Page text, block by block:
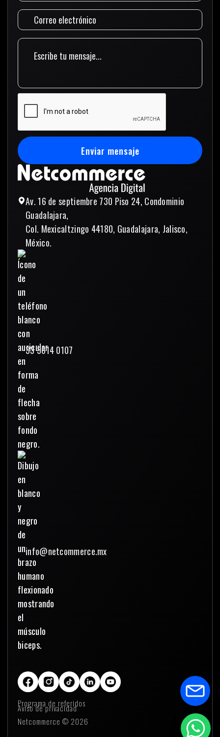
Av. 16 de septiembre 730 Piso 24, Condominio
Guadalajara,
Col. Mexicaltzingo 44180, Guadalajara, Jalisco,
México.
33 3614 0107
info@netcommerce.mx
Programa de referidos
Aviso de privacidad
Netcommerce © 2026
Enviar mensaje
Enviar mensaje